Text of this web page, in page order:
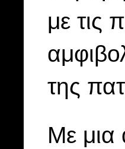
με τις
της
Με μια